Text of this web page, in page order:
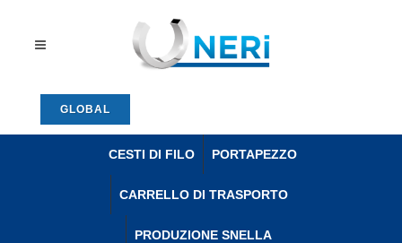
GLOBAL
CESTI DI FILO PORTAPEZZO
CARRELLO DI TRASPORTO
PRODUZIONE SNELLA